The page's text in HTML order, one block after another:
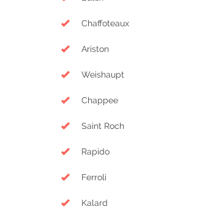
Chaffoteaux
Ariston
Weishaupt
Chappee
Saint Roch
Rapido
Ferroli
Kalard